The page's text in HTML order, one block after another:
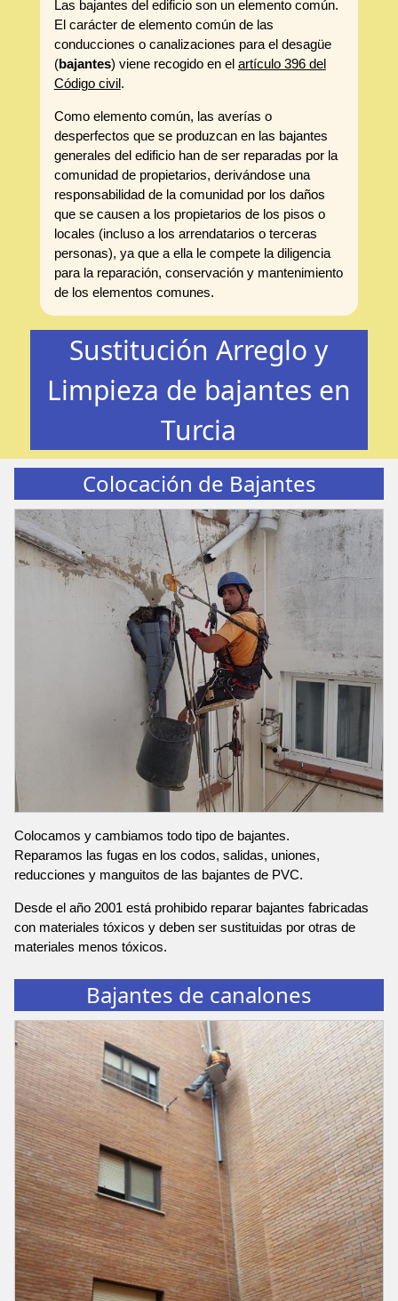
Las bajantes del edificio son un elemento común.
El carácter de elemento común de las
conducciones o canalizaciones para el desagüe
(bajantes) viene recogido en el artículo 396 del
Código civil.
Como elemento común, las averías o
desperfectos que se produzcan en las bajantes
generales del edificio han de ser reparadas por la
comunidad de propietarios, derivándose una
responsabilidad de la comunidad por los daños
que se causen a los propietarios de los pisos o
locales (incluso a los arrendatarios o terceras
personas), ya que a ella le compete la diligencia
para la reparación, conservación y mantenimiento
de los elementos comunes.
Sustitución Arreglo y
Limpieza de bajantes en
Turcia
Colocación de Bajantes
Colocamos y cambiamos todo tipo de bajantes.
Reparamos las fugas en los codos, salidas, uniones,
reducciones y manguitos de las bajantes de PVC.
Desde el año 2001 está prohibido reparar bajantes fabricadas
con materiales tóxicos y deben ser sustituidas por otras de
materiales menos tóxicos.
Bajantes de canalones